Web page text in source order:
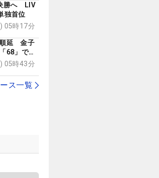
勝へ LIV
独首位
05時17分
順延 金子
68」で暫
位、LIV
05時43分
ス一覧